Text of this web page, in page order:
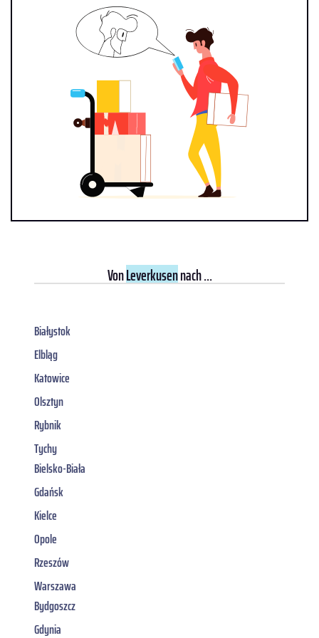
VonLeverkusennach ...
Białystok
Elbląg
Katowice
Olsztyn
Rybnik
Tychy
Bielsko-Biała
Gdańsk
Kielce
Opole
Rzeszów
Warszawa
Bydgoszcz
Gdynia